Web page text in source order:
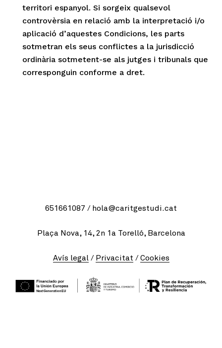
territori espanyol. Si sorgeix qualsevol
controvèrsia en relació amb la interpretació i/o
aplicació d’aquestes Condicions, les parts
sotmetran els seus conflictes a la jurisdicció
ordinària sotmetent-se als jutges i tribunals que
corresponguin conforme a dret.
tac.i
dutse
gtira
c@alo
h
/ 651661087
Plaça Nova, 14, 2n 1a Torelló, Barcelona
Avís legal / Privacitat /Cookies